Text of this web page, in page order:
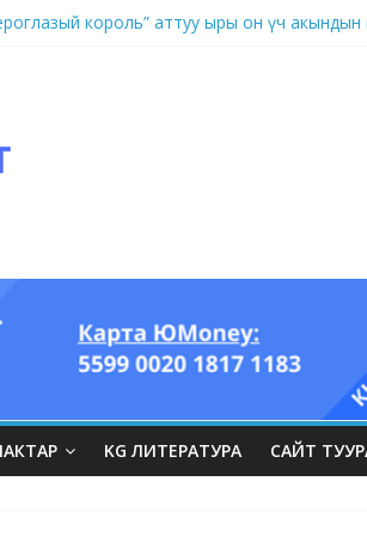
король” аттуу ыры он үч акындын
KG ЛИТЕРАТУРА САЙТ